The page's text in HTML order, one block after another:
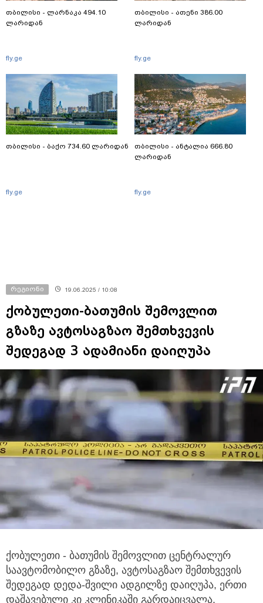
თბილისი - ლარნაკა 494.10
ლარიდან
fly.ge
თბილისი - ბაქო 734.60 ლარიდან
fly.ge
თბილისი - ათენი 386.00
ლარიდან
fly.ge
თბილისი - ანტალია 666.80
ლარიდან
fly.ge
რეგიონი 19.06.2025 / 10:08
ქობულეთი-ბათუმის შემოვლით
გზაზე ავტოსაგზაო შემთხვევის
შედეგად 3 ადამიანი დაიღუპა
ქობულეთი - ბათუმის შემოვლით ცენტრალურ
საავტომობილო გზაზე, ავტოსაგზაო შემთხვევის
შედეგად დედა-შვილი ადგილზე დაიღუპა, ერთი
დაშავებული კი კლინიკაში გარდაიცვალა.